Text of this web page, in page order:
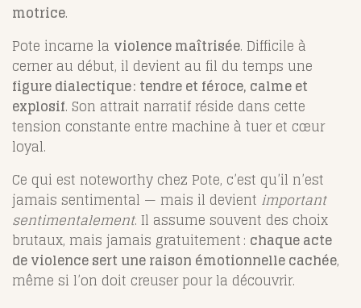
motrice.
Pote incarne la violence maîtrisée. Difficile à
cerner au début, il devient au fil du temps une
figure dialectique : tendre et féroce, calme et
explosif. Son attrait narratif réside dans cette
tension constante entre machine à tuer et cœur
loyal.
Ce qui est noteworthy chez Pote, c’est qu’il n’est
jamais sentimental — mais il devient important
sentimentalement. Il assume souvent des choix
brutaux, mais jamais gratuitement : chaque acte
de violence sert une raison émotionnelle cachée,
même si l’on doit creuser pour la découvrir.